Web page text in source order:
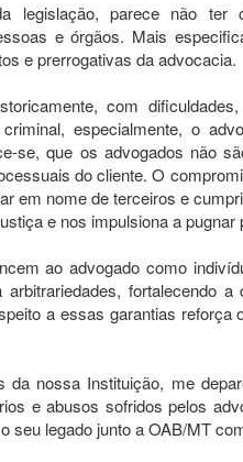
legislação, parece não ter
e órgãos. Mais
e prerrogativas da advocacia.
com
especialmente, o
se, que os advogados não
do cliente. O
em nome de terceiros e
e nos impulsiona a
ao advogado como
fortalecendo
a essas garantias
da nossa Instituição, me
e abusos sofridos pelos
seu legado junto a OAB/MT